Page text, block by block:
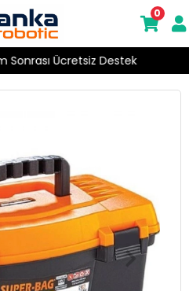
Sonrası Ücretsiz Destek
0